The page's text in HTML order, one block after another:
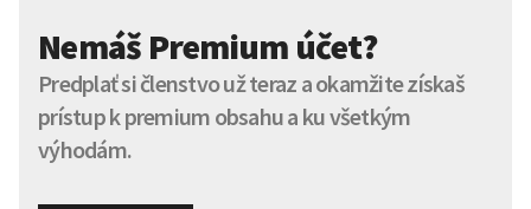
Nemáš Premium účet?
Predplať si členstvo už teraz a okamžite získaš
prístup k premium obsahu a ku všetkým
výhodám.